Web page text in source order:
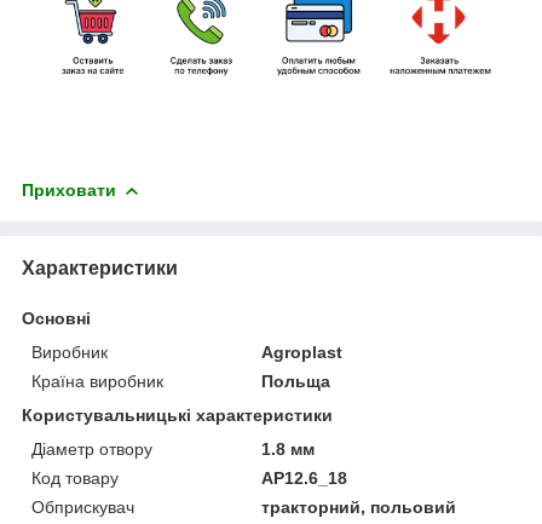
Приховати
Характеристики
Основні
Виробник
Agroplast
Країна виробник
Польща
Користувальницькі характеристики
Діаметр отвору
1.8 мм
Код товару
AP12.6_18
Обприскувач
тракторний, польовий